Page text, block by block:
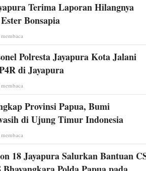
Terima Laporan Hilangnya
Bonsapia
Polresta Jayapura Kota Jalani
di Jayapura
Provinsi Papua, Bumi
di Ujung Timur Indonesia
18 Jayapura Salurkan Bantuan